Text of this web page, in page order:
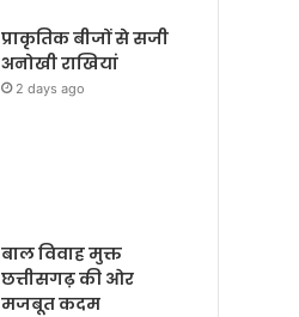
प्राकृतिक बीजों से सजी
अनोखी राखियां
2 days ago
बाल विवाह मुक्त
छत्तीसगढ़ की ओर
मजबूत कदम